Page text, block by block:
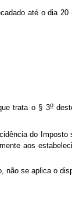
até o dia
trata o § 3o
do Imposto
aos
não se aplica o